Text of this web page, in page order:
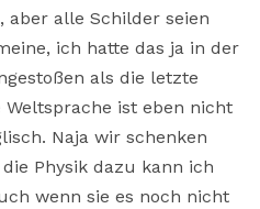
alle Schilder seien
ich hatte das ja in der
als die letzte
ist eben nicht
Naja wir schenken
Physik dazu kann ich
wenn sie es noch nicht